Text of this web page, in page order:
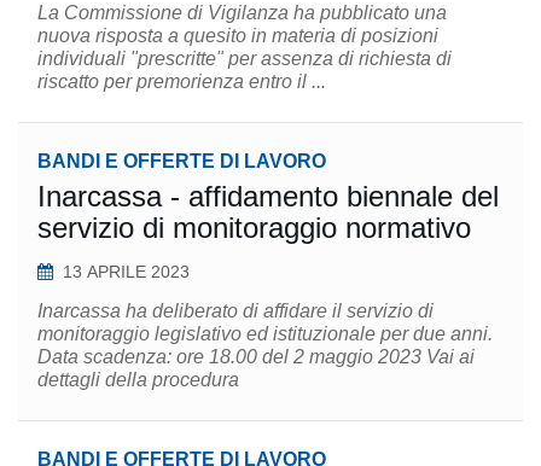
La Commissione di Vigilanza ha pubblicato una
nuova risposta a quesito in materia di posizioni
individuali "prescritte" per assenza di richiesta di
riscatto per premorienza entro il ...
BANDI E OFFERTE DI LAVORO
Inarcassa - affidamento biennale del
servizio di monitoraggio normativo
13 APRILE 2023
Inarcassa ha deliberato di affidare il servizio di
monitoraggio legislativo ed istituzionale per due anni.
Data scadenza: ore 18.00 del 2 maggio 2023 Vai ai
dettagli della procedura
BANDI E OFFERTE DI LAVORO